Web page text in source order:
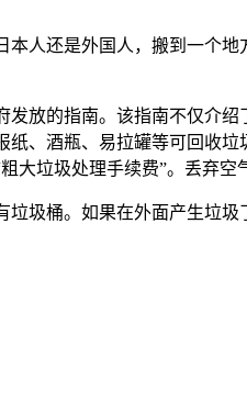
人还是外国人，搬到一个
放的指南。该指南不仅介
、酒瓶、易拉罐等可回收
垃圾处理手续费”。丢弃
圾桶。如果在外面产生垃